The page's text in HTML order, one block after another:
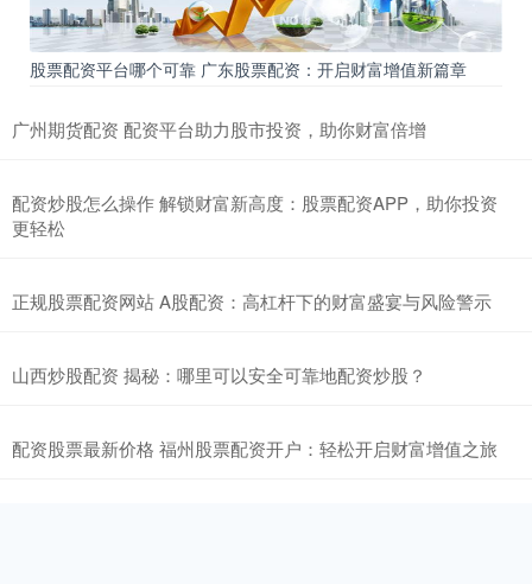
股票配资平台哪个可靠 广东股票配资：开启财富增值新篇章
广州期货配资 配资平台助力股市投资，助你财富倍增
配资炒股怎么操作 解锁财富新高度：股票配资APP，助你投资
更轻松
正规股票配资网站 A股配资：高杠杆下的财富盛宴与风险警示
山西炒股配资 揭秘：哪里可以安全可靠地配资炒股？
配资股票最新价格 福州股票配资开户：轻松开启财富增值之旅